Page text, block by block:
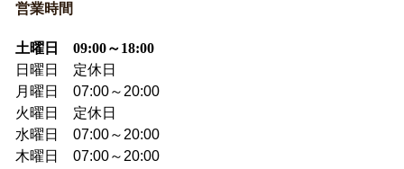
営業時間
土曜日 09:00～18:00
日曜日 定休日
月曜日 07:00～20:00
火曜日 定休日
水曜日 07:00～20:00
木曜日 07:00～20:00